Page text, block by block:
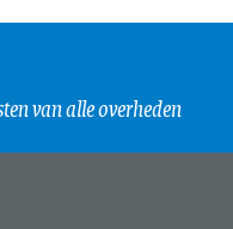
van alle overheden